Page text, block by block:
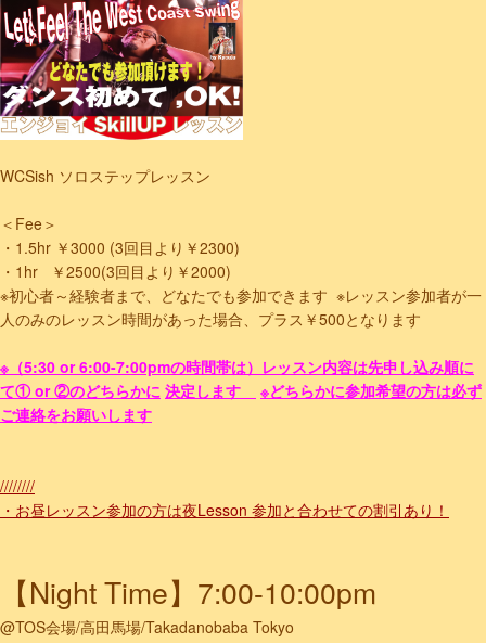
WCSish ソロステップレッスン
＜Fee＞
・1.5hr ￥3000 (3回目より￥2300)
・1hr ￥2500(3回目より￥2000)
※初心者～経験者まで、どなたでも参加できます ※レッスン参加者が一
人のみのレッスン時間があった場合、プラス￥500となります
※（5:30 or 6:00-7:00pmの時間帯は）レッスン内容は先申し込み順に
て① or ②のどちらかに 決定します
※どちらかに参加希望の方は必ず
ご連絡をお願いします
////////
・お昼レッスン参加の方は夜Lesson 参加と合わせての割引あり！
【Night Time】7:00-10:00pm
@TOS会場/高田馬場/Takadanobaba Tokyo